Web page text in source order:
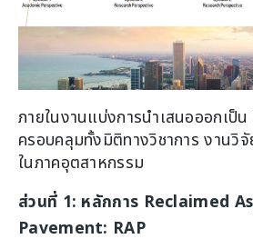
ภายในงานแบ่งการนำเสนอออกเป็
ครอบคลุมทั้งมิติทางวิชาการ งานวิจั
ในภาคอุตสาหกรรม
ส่วนที่ 1: หลักการ Reclaimed
Pavement: RAP